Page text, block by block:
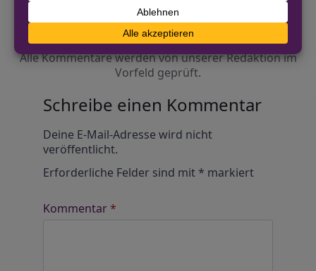
Diskutiere mit!
Anonym und ganz ohne Anmeldezwang!
Alle Kommentare werden von unserer Redaktion im
Vorfeld geprüft.
Schreibe einen Kommentar
Deine E-Mail-Adresse wird nicht
veröffentlicht.
Erforderliche Felder sind mit* markiert
Kommentar*